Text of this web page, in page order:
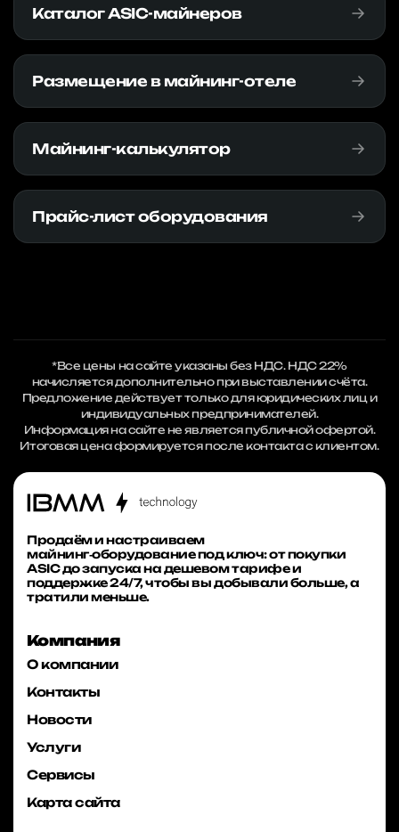
Каталог ASIC-майнеров
Размещение в майнинг-отеле
Майнинг-калькулятор
Прайс-лист оборудования
*Все цены на сайте указаны без НДС. НДС 22%
начисляется дополнительно при выставлении счёта.
Предложение действует только для юридических лиц и
индивидуальных предпринимателей.
Информация на сайте не является публичной офертой.
Итоговая цена формируется после контакта с клиентом.
Продаём и настраиваем
майнинг‑оборудование под ключ: от покупки
ASIC до запуска на дешевом тарифе и
поддержке 24/7, чтобы вы добывали больше, а
тратили меньше.
Компания
О компании
Контакты
Новости
Услуги
Сервисы
Карта сайта